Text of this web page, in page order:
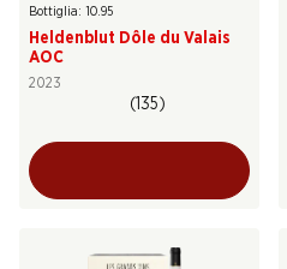
Bottiglia: 10.95
Heldenblut Dôle du Valais
AOC
2023
(135)